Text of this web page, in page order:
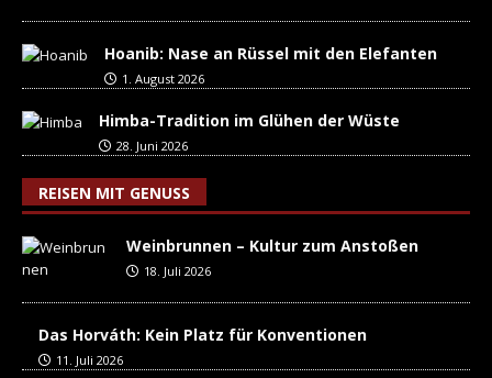
Hoanib: Nase an Rüssel mit den Elefanten
1. August 2026
Himba-Tradition im Glühen der Wüste
28. Juni 2026
REISEN MIT GENUSS
Weinbrunnen – Kultur zum Anstoßen
18. Juli 2026
Das Horváth: Kein Platz für Konventionen
11. Juli 2026